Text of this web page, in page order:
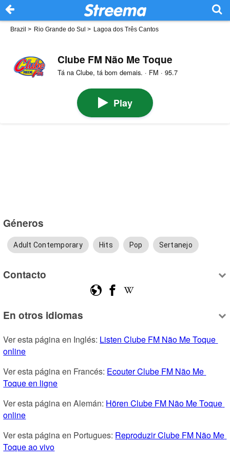
Brazil > Rio Grande do Sul > Lagoa dos Três Cantos
Clube FM Não Me Toque
Tá na Clube, tá bom demais. · FM · 95.7
Play
Géneros
Adult Contemporary Hits Pop Sertanejo
Contacto
En otros idiomas
Ver esta página en Inglés: Listen Clube FM Não Me Toque
online
Ver esta página en Francés: Ecouter Clube FM Não Me
Toque en ligne
Ver esta página en Alemán: Hören Clube FM Não Me Toque
online
Ver esta página en Portugues: Reproduzir Clube FM Não Me
Toque ao vivo